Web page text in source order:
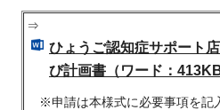
⇒
ひょうご認知症サポート
び計画書（ワード：413KB
※申請は本様式に必要事項を記